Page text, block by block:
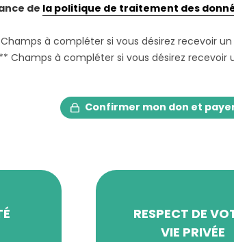
de la politique de traitement des
à compléter si vous désirez recevoir
** Champs à compléter si vous désirez
Confirmer mon don et
RESPECT DE
VIE PRIVÉE